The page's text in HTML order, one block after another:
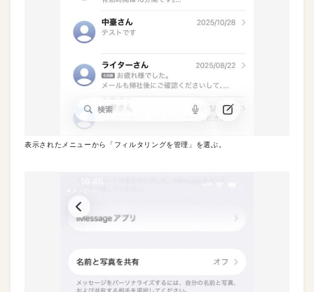
表示されたメニューから「フィルタリングを管理」を選ぶ。